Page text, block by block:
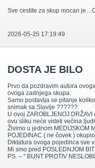
Sve cestite za skup mocan
2026-05-25 17:19:49
DOSTA JE BILO
Prvo da pozdravim autora
ovoga zadnjega skupa.
Samo postavlja se pitanje
snimak sa Slavije ??????
U ovoj ZAROBLJENOJ
ovu sliku neće videti večina ljudi.
Živimo u jednom MEDIJSKOM
POJEDINAC ( ne čovek )
Diktatura ovoga pojedinca sve
Mi smo pred POSLEDNJOM
PS. – “ BUNT PROTIV